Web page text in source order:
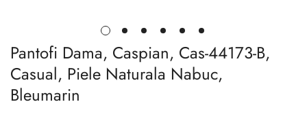
Pantofi Dama, Caspian, Cas-44173-B,
Casual, Piele Naturala Nabuc,
Bleumarin